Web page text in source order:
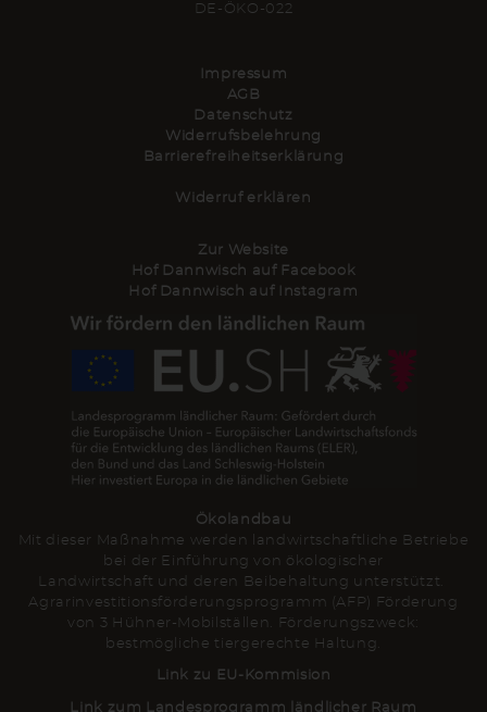
DE-ÖKO-022
Impressum
AGB
Datenschutz
Widerrufsbelehrung
Barrierefreiheitserklärung
Widerruf erklären
Zur Website
Hof Dannwisch auf Facebook
Hof Dannwisch auf Instagram
Ökolandbau
Mit dieser Maßnahme werden landwirtschaftliche Betriebe
bei der Einführung von ökologischer
Landwirtschaft und deren Beibehaltung unterstützt.
Agrarinvestitionsförderungsprogramm (AFP) Förderung
von 3 Hühner-Mobilställen. Förderungszweck:
bestmögliche tiergerechte Haltung.
Link zu EU-Kommision
Link zum Landesprogramm ländlicher Raum